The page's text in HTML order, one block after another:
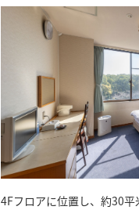
4Fフロアに位置し、約30平